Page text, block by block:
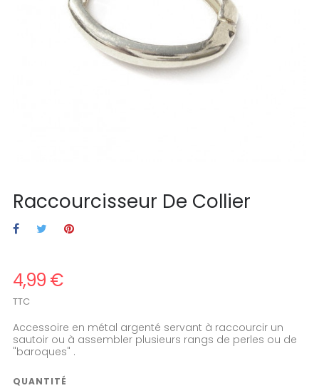
Raccourcisseur De Collier
4,99 €
TTC
Accessoire en métal argenté servant à raccourcir un
sautoir ou à assembler plusieurs rangs de perles ou de
"baroques" .
QUANTITÉ